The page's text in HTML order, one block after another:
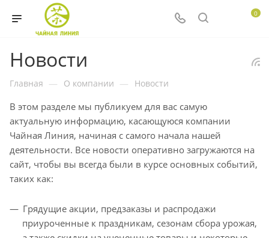
0
Новости
Главная — О компании — Новости
В этом разделе мы публикуем для вас самую
актуальную информацию, касающуюся компании
Чайная Линия, начиная с самого начала нашей
деятельности. Все новости оперативно загружаются на
сайт, чтобы вы всегда были в курсе основных событий,
таких как:
Грядущие акции, предзаказы и распродажи
приуроченные к праздникам, сезонам сбора урожая,